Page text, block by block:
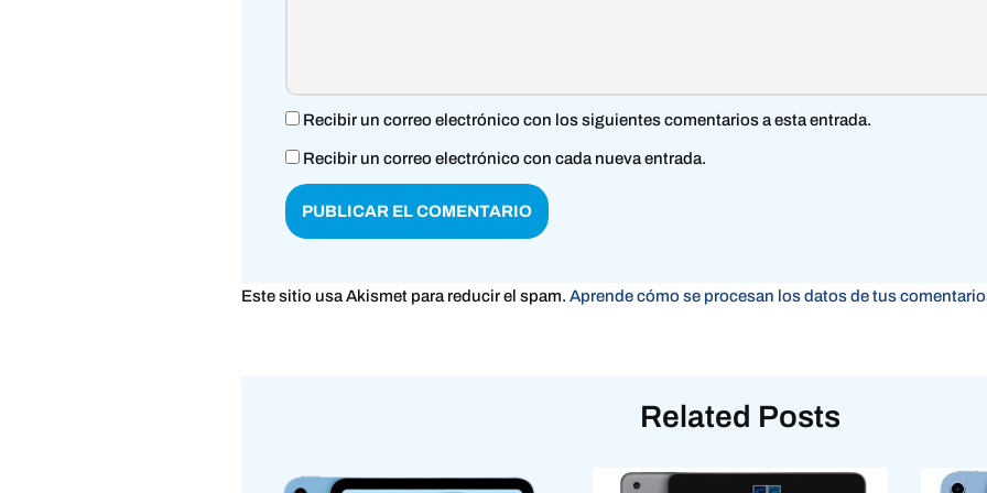
Recibir un correo electrónico con los siguientes comentarios a esta entrada.
Recibir un correo electrónico con cada nueva entrada.
Este sitio usa Akismet para reducir el spam. Aprende cómo se procesan los datos de tus
Related Posts